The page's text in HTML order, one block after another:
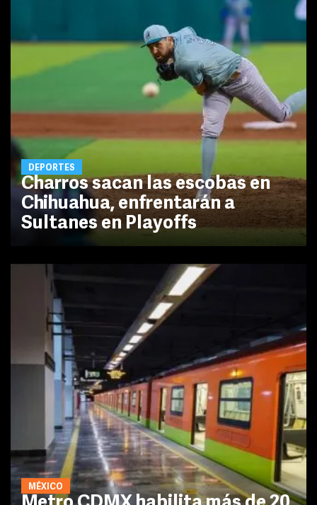
DEPORTES
Charros sacan las escobas en
Chihuahua, enfrentarán a
Sultanes en Playoffs
MÉXICO